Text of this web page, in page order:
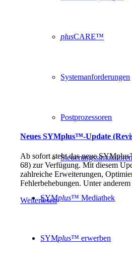
plusCARE™
Systemanforderungen
Postprozessoren
Steuerungssimulatoren
SYMplus™ Mediathek
SYMplus™ erwerben
Neues SYMplus™-Update
Ab sofort steht das neue
68) zur Verfügung. Mit diesem
zahlreiche Erweiterungen,
Fehlerbehebungen. Unter
Weiterlesen